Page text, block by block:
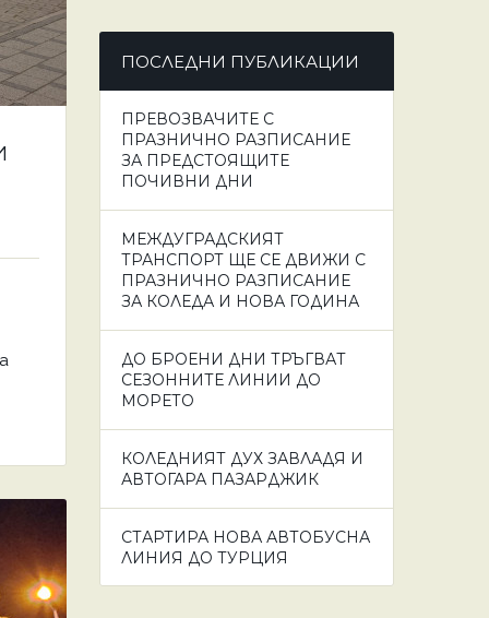
ПОСЛЕДНИ ПУБЛИКАЦИИ
ПРЕВОЗВАЧИТЕ С
ПРАЗНИЧНО РАЗПИСАНИЕ
ЗА ПРЕДСТОЯЩИТЕ
ПОЧИВНИ ДНИ
МЕЖДУГРАДСКИЯТ
ТРАНСПОРТ ЩЕ СЕ ДВИЖИ С
ПРАЗНИЧНО РАЗПИСАНИЕ
ЗА КОЛЕДА И НОВА ГОДИНА
ДО БРОЕНИ ДНИ ТРЪГВАТ
СЕЗОННИТЕ ЛИНИИ ДО
МОРЕТО
КОЛЕДНИЯТ ДУХ ЗАВЛАДЯ И
АВТОГАРА ПАЗАРДЖИК
СТАРТИРА НОВА АВТОБУСНА
ЛИНИЯ ДО ТУРЦИЯ